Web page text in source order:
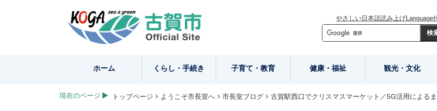
やさしい日本語読み上げLanguage
ホーム くらし・手続き 子育て・教育 健康・福祉 観光・文化
現在のページ トップページ ようこそ市長室へ 市長室ブログ 古賀駅西口でクリスマスマーケット／5G活用による